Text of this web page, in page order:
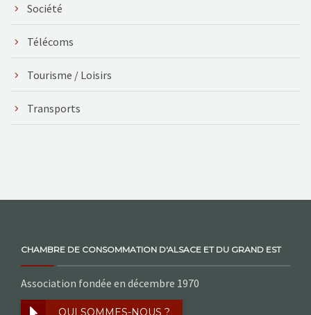
Société
Télécoms
Tourisme / Loisirs
Transports
CHAMBRE DE CONSOMMATION D'ALSACE ET DU GRAND EST
Association fondée en décembre 1970
QUI SOMMES-NOUS ?